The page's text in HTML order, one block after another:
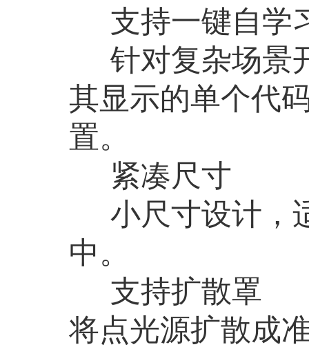
支持一键自学
针对复杂场景
其显示的单个代
置。
紧凑尺寸
小尺寸设计，
中。
支持扩散罩
将点光源扩散成